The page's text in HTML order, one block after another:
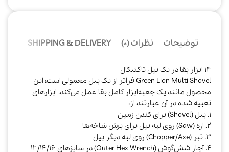
توضیحات نظرات (0) SHIPPING & DELIVERY
۱۴ ابزار بقا در یک بیل تاکتیکال
Green Lion Multi Shovel فراتر از یک بیل معمولی است؛ این
محصول مانند یک جعبه‌ابزار کامل بقا عمل می‌کند. ابزارهای
تعبیه شده در آن عبارتند از:
۱. بیل (Shovel) برای کندن زمین
۲. اره (Saw) روی لبه بیل برای برش شاخه‌ها
۳. تبر (Chopper/Axe) روی لبه دیگر بیل
۴. آچار شش‌گوش (Outer Hex Wrench) در سایزهای ۱۲/۱۴/۱۶